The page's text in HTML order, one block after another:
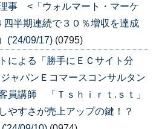
事 <「ウォルマート・マーケ
半期連続で３０％増収を達成
('24/09/17) (0795)
による「勝手にＥＣサイト分
パンＥコマースコンサルタン
員講師 「Ｔｓｈｉｒｔ.ｓｔ」
やすさが売上アップの鍵！？